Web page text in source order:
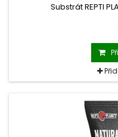
Substrát REPTI